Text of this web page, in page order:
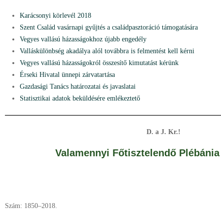
Karácsonyi körlevél 2018
Szent Család vasárnapi gyűjtés a családpasztoráció támogatására
Vegyes vallású házasságokhoz újabb engedély
Valláskülönbség akadálya alól továbbra is felmentést kell kérni
Vegyes vallású házasságokról összesítő kimutatást kérünk
Érseki Hivatal ünnepi zárvatartása
Gazdasági Tanács határozatai és javaslatai
Statisztikai adatok beküldésére emlékeztető
D. a J. Kr.!
Valamennyi Főtisztelendő
Szám: 1850–2018.